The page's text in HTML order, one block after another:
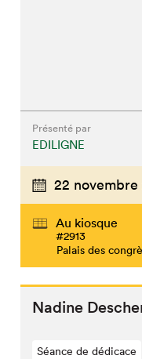
Présenté par
EDILIGNE
22 novembre
Au kiosque
#2913
Palais des
Nadine
Séance de dédicace